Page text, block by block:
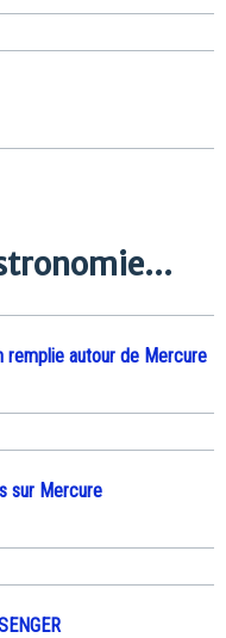
remplie autour de Mercure
sur Mercure